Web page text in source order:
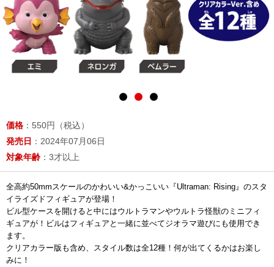
価格 ：550円（税込）
発売日 ：2024年07月06日
対象年齢 ：3才以上
全高約50mmスケールのかわいい&かっこいい『Ultraman: Rising』のスタ
イライズドフィギュアが登場！
ビル型ケースを開けると中にはウルトラマンやウルトラ怪獣のミニフィ
ギュアが！ビルはフィギュアと一緒に並べてジオラマ遊びにも使用でき
ます。
クリアカラー版も含め、スタイル数は全12種！何が出てくるかはお楽し
みに！